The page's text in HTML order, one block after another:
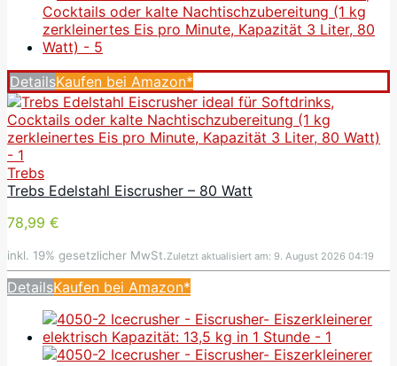
DetailsKaufen bei Amazon*
Trebs
Trebs Edelstahl Eiscrusher – 80 Watt
78,99 €
inkl. 19% gesetzlicher MwSt.Zuletzt aktualisiert am: 9. August 2026 04:19
DetailsKaufen bei Amazon*